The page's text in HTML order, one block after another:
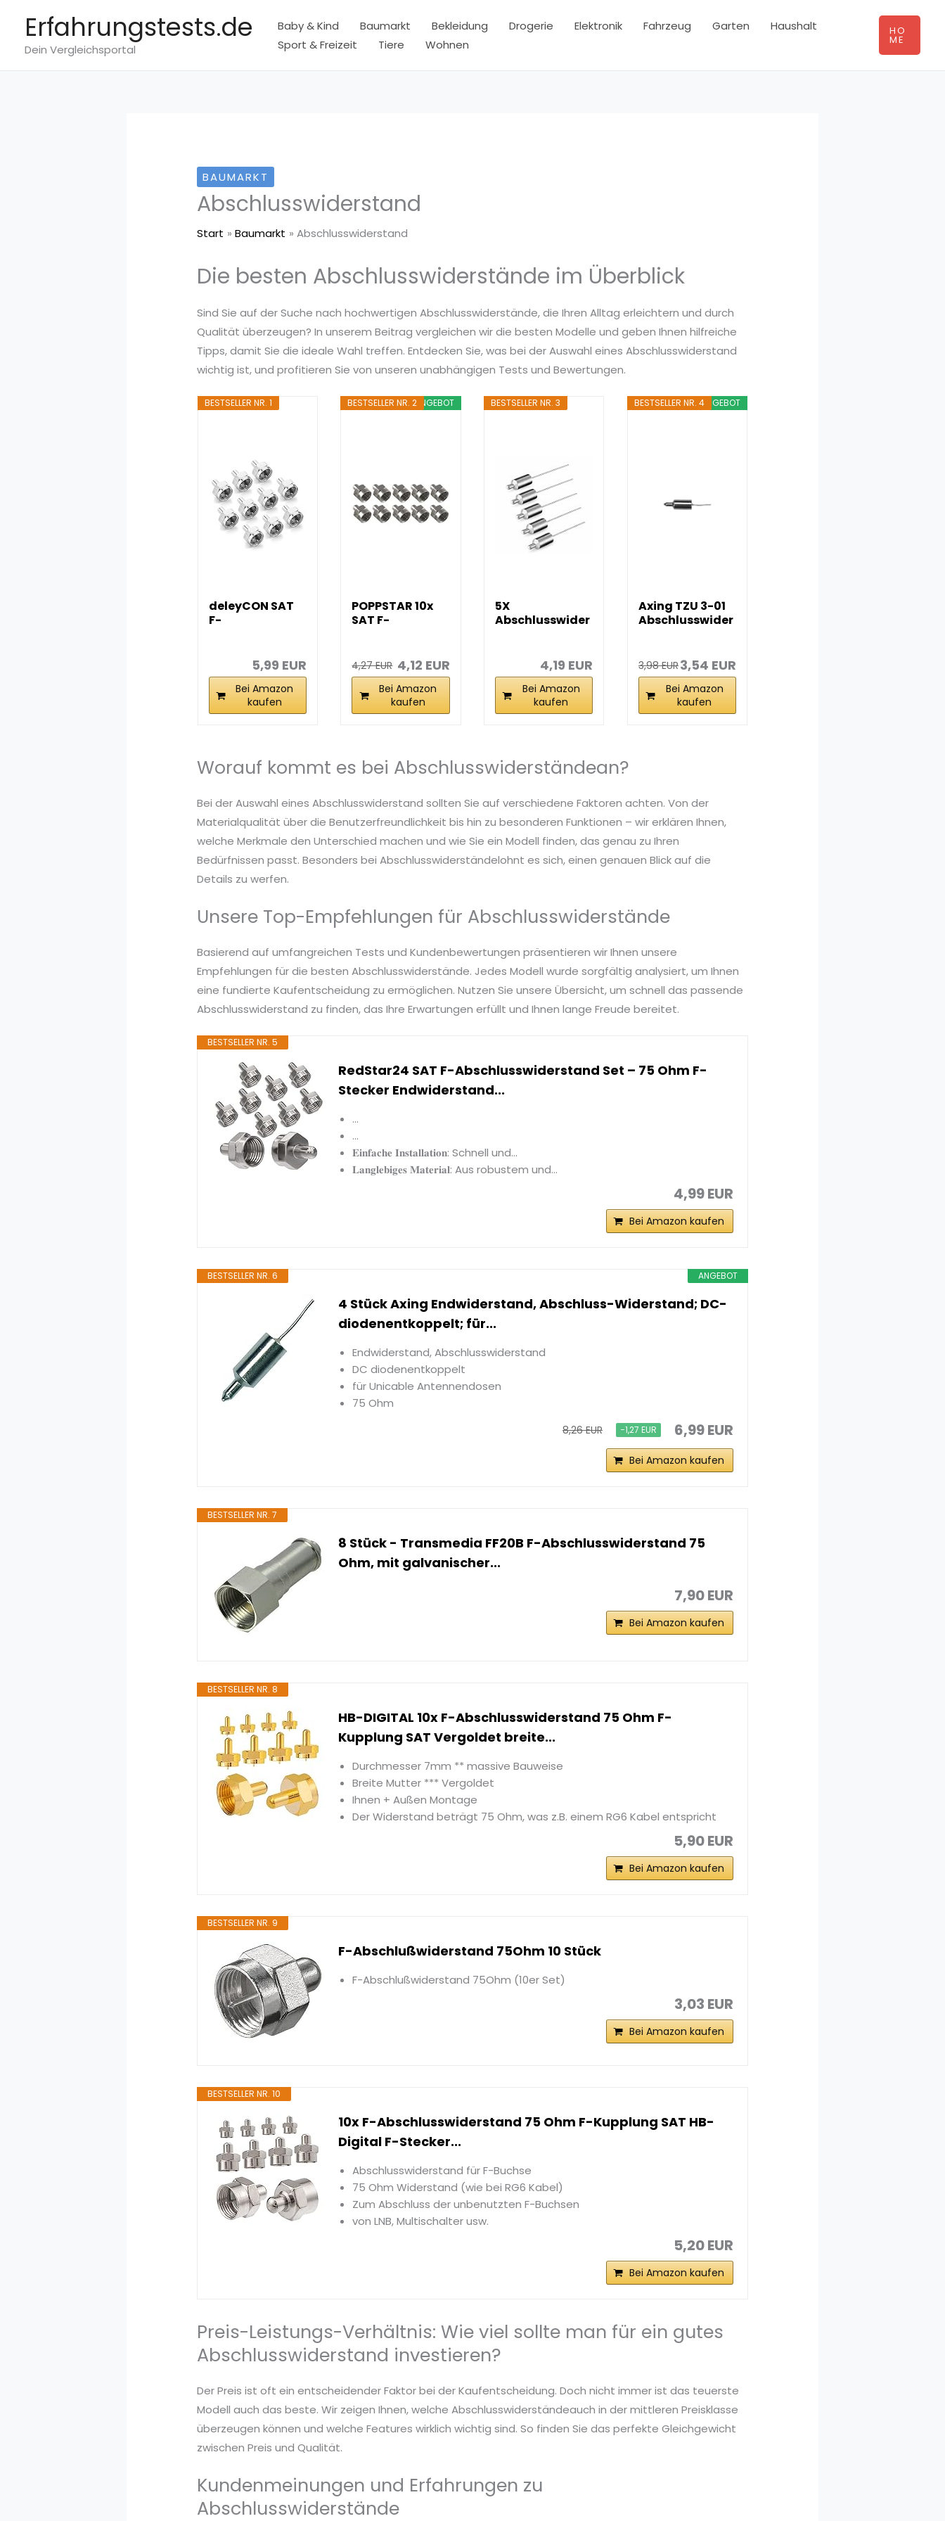
springen
Erfahrungstests.de
Dein Vergleichsportal
Baby & Kind Baumarkt Bekleidung Drogerie Elektronik Fahrzeug Garten
Haushalt
Sport & Freizeit
Tiere Wohnen
HO
ME
BAUMARKT
Abschlusswiderstand
Start Baumarkt Abschlusswiderstand
Die besten Abschlusswiderstände im Überblick
Sind Sie auf der Suche nach hochwertigen Abschlusswiderstände, die Ihren Alltag erleichtern und durch
Qualität überzeugen? In unserem Beitrag vergleichen wir die besten Modelle und geben Ihnen hilfreiche
Tipps, damit Sie die ideale Wahl treffen. Entdecken Sie, was bei der Auswahl eines Abschlusswiderstand
wichtig ist, und profitieren Sie von unseren unabhängigen Tests und Bewertungen.
BESTSELLER NR. 1
deleyCON SAT
F-
Stecker...5,99 EUR
Bei Amazon
kaufen
ANGEBOT
BESTSELLER NR. 2
POPPSTAR 10x
SAT F-
4,27 EUR 4,12 EUR
Bei Amazon
kaufen
BESTSELLER NR. 3
5X
Abschlusswider
4,19 EUR
Bei Amazon
kaufen
ANGEBOT
BESTSELLER NR. 4
Axing TZU 3-01
Abschlusswider
3,98 EUR3,54 EUR
Bei Amazon
kaufen
Worauf kommt es bei Abschlusswiderständean?
Bei der Auswahl eines Abschlusswiderstand sollten Sie auf verschiedene Faktoren achten. Von der
Materialqualität über die Benutzerfreundlichkeit bis hin zu besonderen Funktionen – wir erklären Ihnen,
welche Merkmale den Unterschied machen und wie Sie ein Modell finden, das genau zu Ihren
Bedürfnissen passt. Besonders bei Abschlusswiderständelohnt es sich, einen genauen Blick auf die
Details zu werfen.
Unsere Top-Empfehlungen für Abschlusswiderstände
Basierend auf umfangreichen Tests und Kundenbewertungen präsentieren wir Ihnen unsere
Empfehlungen für die besten Abschlusswiderstände. Jedes Modell wurde sorgfältig analysiert, um Ihnen
eine fundierte Kaufentscheidung zu ermöglichen. Nutzen Sie unsere Übersicht, um schnell das passende
Abschlusswiderstand zu finden, das Ihre Erwartungen erfüllt und Ihnen lange Freude bereitet.
BESTSELLER NR. 5
RedStar24 SAT F-Abschlusswiderstand Set – 75 Ohm F-
Stecker Endwiderstand...
...
...
𝐄𝐢𝐧𝐟𝐚𝐜𝐡𝐞 𝐈𝐧𝐬𝐭𝐚𝐥𝐥𝐚𝐭𝐢𝐨𝐧: Schnell und...
𝐋𝐚𝐧𝐠𝐥𝐞𝐛𝐢𝐠𝐞𝐬 𝐌𝐚𝐭𝐞𝐫𝐢𝐚𝐥: Aus robustem und...
4,99 EUR
Bei Amazon kaufen
ANGEBOT
BESTSELLER NR. 6
4 Stück Axing Endwiderstand, Abschluss-Widerstand; DC-
diodenentkoppelt; für...
Endwiderstand, Abschlusswiderstand
DC diodenentkoppelt
für Unicable Antennendosen
75 Ohm
8,26 EUR −1,27 EUR 6,99 EUR
Bei Amazon kaufen
BESTSELLER NR. 7
8 Stück - Transmedia FF20B F-Abschlusswiderstand 75
Ohm, mit galvanischer...
7,90 EUR
Bei Amazon kaufen
BESTSELLER NR. 8
HB-DIGITAL 10x F-Abschlusswiderstand 75 Ohm F-
Kupplung SAT Vergoldet breite...
Durchmesser 7mm ** massive Bauweise
Breite Mutter *** Vergoldet
Ihnen + Außen Montage
Der Widerstand beträgt 75 Ohm, was z.B. einem RG6 Kabel entspricht
5,90 EUR
Bei Amazon kaufen
BESTSELLER NR. 9
F-Abschlußwiderstand 75Ohm 10 Stück
F-Abschlußwiderstand 75Ohm (10er Set)
3,03 EUR
Bei Amazon kaufen
BESTSELLER NR. 10
10x F-Abschlusswiderstand 75 Ohm F-Kupplung SAT HB-
Digital F-Stecker...
Abschlusswiderstand für F-Buchse
75 Ohm Widerstand (wie bei RG6 Kabel)
Zum Abschluss der unbenutzten F-Buchsen
von LNB, Multischalter usw.
5,20 EUR
Bei Amazon kaufen
Preis-Leistungs-Verhältnis: Wie viel sollte man für ein gutes
Abschlusswiderstand investieren?
Der Preis ist oft ein entscheidender Faktor bei der Kaufentscheidung. Doch nicht immer ist das teuerste
Modell auch das beste. Wir zeigen Ihnen, welche Abschlusswiderständeauch in der mittleren Preisklasse
überzeugen können und welche Features wirklich wichtig sind. So finden Sie das perfekte Gleichgewicht
zwischen Preis und Qualität.
Kundenmeinungen und Erfahrungen zu
Abschlusswiderstände